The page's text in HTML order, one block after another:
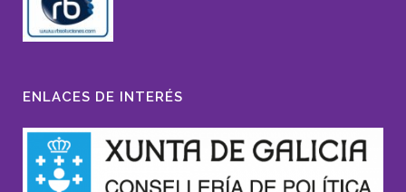
ENLACES DE INTERÉS